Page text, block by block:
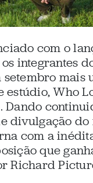
com o
integrantes
mais
estúdio, Who
Dando
divulgação do
com a
que
Richard